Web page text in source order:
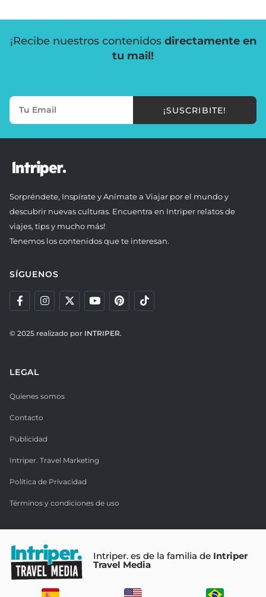
¡Recibe nuestros contenidos directamente en
tu mail!
¡SUSCRIBITE!
Sorpréndete, Inspírate y Anímate a Viajar por el mundo y
descubrir nuevas culturas. Encuentra en Intriper relatos de
viajes, tips y mucho más!
Tenemos los contenidos que te interesan.
SÍGUENOS
© 2025 realizado por INTRIPER.
LEGAL
Quienes somos
Contacto
Publicidad
Intriper. Travel Marketing
Política de Privacidad
Términos y condiciones de uso
Intriper. es de la familia de Intriper
Travel Media